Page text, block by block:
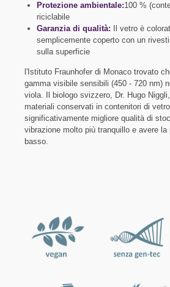
Protezione ambientale:100 %
riciclabile
Garanzia di qualità: Il vetro è
semplicemente coperto con un
sulla superficie
l'Istituto Fraunhofer di Monaco trovato
gamma visibile sensibili (450 - 720 nm)
viola. Il biologo svizzero, Dr. Hugo
materiali conservati in contenitori di
significativamente migliore qualità di
vibrazione molto più tranquillo e avere la
basso.